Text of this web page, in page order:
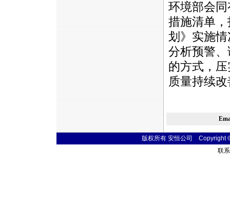
环境部会
措施清单
划》实施
分析预警
的方式，
质量持续
版权所有 安恒公司 Copyright
联